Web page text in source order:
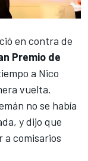
en contra de
Premio de
a Nico
vuelta.
no se había
y dijo que
a comisarios